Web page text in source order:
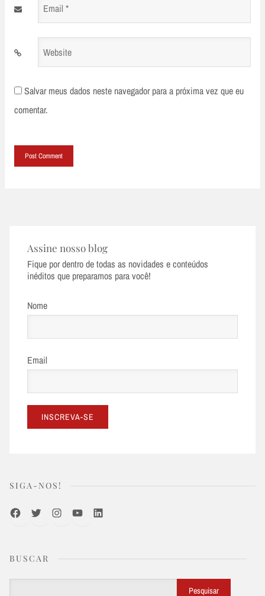
Email
Website
Salvar meus dados neste navegador para a próxima vez que eu
comentar.
Assine nosso blog
Fique por dentro de todas as novidades e conteúdos
inéditos que preparamos para você!
Nome
Email
SIGA-NOS!
FacebookTwitterInstagramYoutubeLinkedIn
BUSCAR
Pesquisar